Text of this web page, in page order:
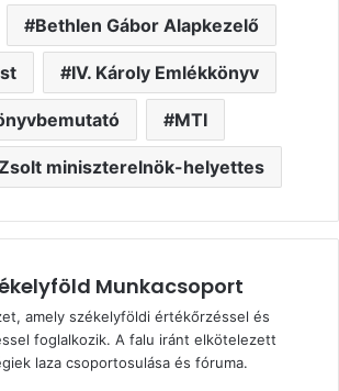
Bethlen Gábor Alapkezelő
IV. Károly Emlékkönyv
MTI
miniszterelnök-helyettes
Munkacsoport
amely székelyföldi értékőrzéssel és
foglalkozik. A falu iránt elkötelezett
laza csoportosulása és fóruma.